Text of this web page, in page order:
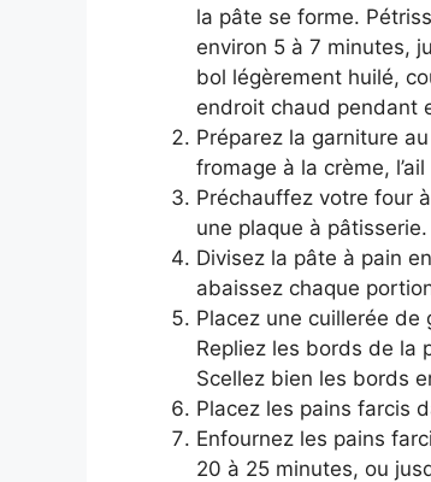
la pâte se forme.
environ 5 à 7 minutes,
bol légèrement huilé,
endroit chaud pendant
Préparez la garniture
fromage à la crème,
Préchauffez votre four
une plaque à pâtisserie.
Divisez la pâte à pain
abaissez chaque
Placez une cuillerée
Repliez les bords de la
Scellez bien les bords
Placez les pains farcis
Enfournez les pains
20 à 25 minutes, ou